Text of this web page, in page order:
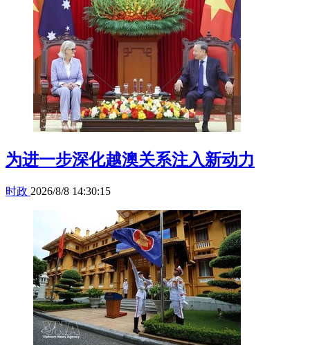
为进一步深化越澳关系注入新动力
时政 2026/8/8 14:30:15